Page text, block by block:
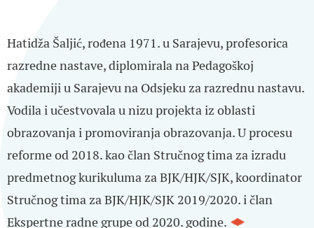
Hatidža Šaljić, rođena 1971. u Sarajevu, profesorica
razredne nastave, diplomirala na Pedagoškoj
akademiji u Sarajevu na Odsjeku za razrednu nastavu.
Vodila i učestvovala u nizu projekta iz oblasti
obrazovanja i promoviranja obrazovanja. U procesu
reforme od 2018. kao član Stručnog tima za izradu
predmetnog kurikuluma za BJK/HJK/SJK, koordinator
Stručnog tima za BJK/HJK/SJK 2019/2020. i član
Ekspertne radne grupe od 2020. godine.